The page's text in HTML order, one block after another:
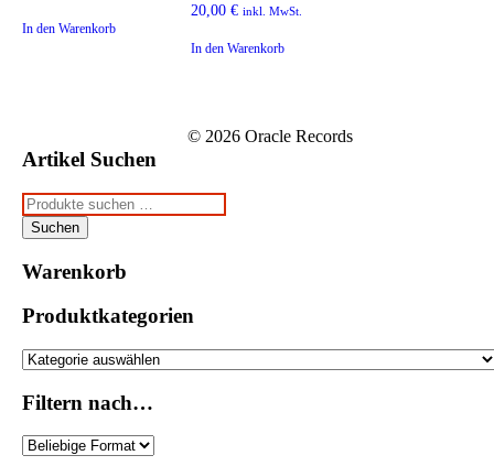
In den Warenkorb
20,00 € inkl. MwSt.
In den Warenkorb
Artikel Suchen
Suchen
nach:
Suchen
Warenkorb
Produktkategorien
Filtern nach…
© 2026 Oracle Records